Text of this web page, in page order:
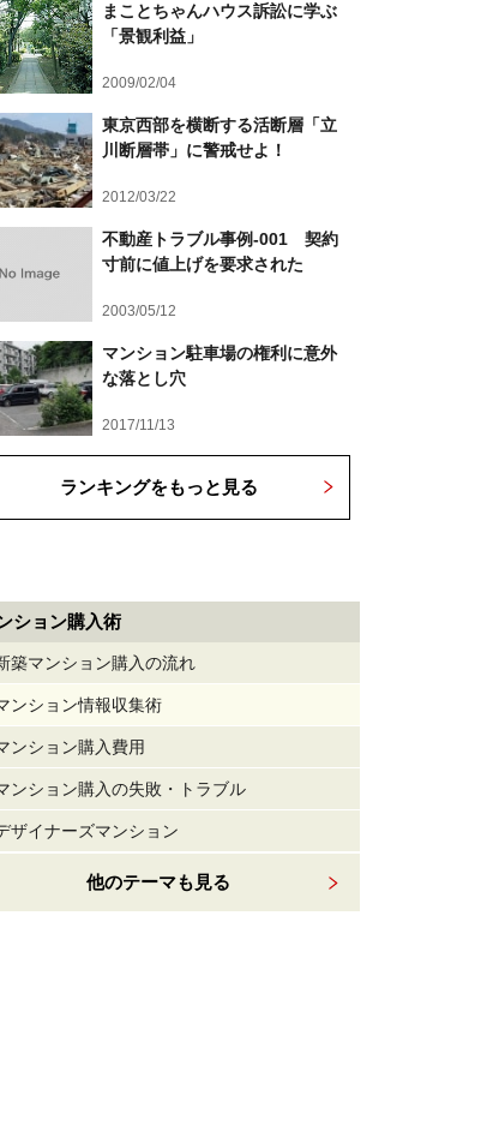
まことちゃんハウス訴訟に学ぶ
「景観利益」
2009/02/04
東京西部を横断する活断層「立
川断層帯」に警戒せよ！
2012/03/22
不動産トラブル事例-001 契約
寸前に値上げを要求された
2003/05/12
マンション駐車場の権利に意外
な落とし穴
2017/11/13
ランキングをもっと見る
ション購入術
築マンション購入の流れ
ンション情報収集術
ンション購入費用
ンション購入の失敗・トラブル
ザイナーズマンション
他のテーマも見る